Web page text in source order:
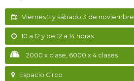
Viernes 2 y sábado 3 de noviembre
10 a 12 y de 12 a 14 horas
2000 x clase, 6000 x 4 clases
Espacio Circo